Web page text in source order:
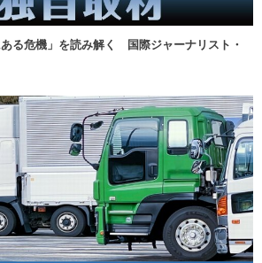
ある危機」を読み解く 国際ジャーナリスト・